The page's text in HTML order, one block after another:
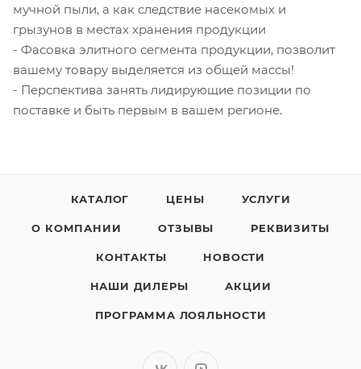
мучной пыли, а как следствие насекомых и
грызунов в местах хранения продукции
- Фасовка элитного сегмента продукции, позволит
вашему товару выделяется из общей массы!
- Перспектива занять лидирующие позиции по
поставке и быть первым в вашем регионе.
КАТАЛОГ ЦЕНЫ УСЛУГИ
О КОМПАНИИ ОТЗЫВЫ РЕКВИЗИТЫ
КОНТАКТЫ НОВОСТИ
НАШИ ДИЛЕРЫ АКЦИИ
ПРОГРАММА ЛОЯЛЬНОСТИ